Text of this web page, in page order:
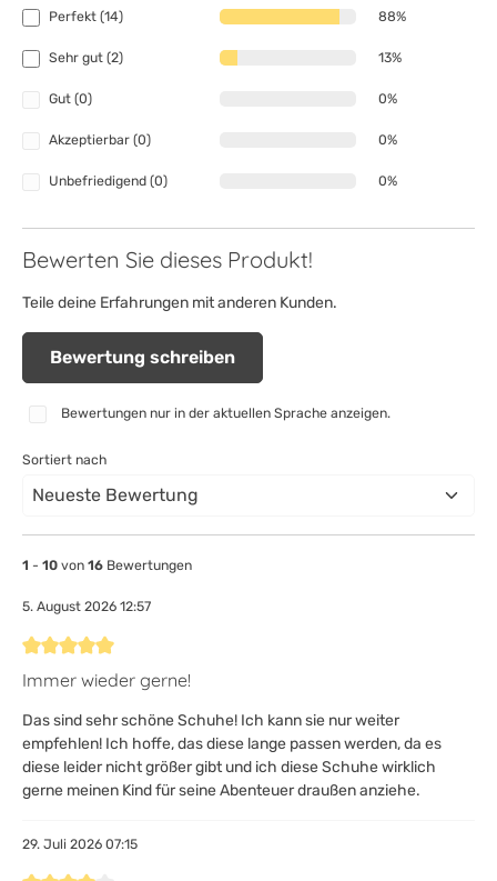
Perfekt (14) 88%
Sehr gut (2) 13%
Gut (0) 0%
Akzeptierbar (0) 0%
Unbefriedigend (0) 0%
Bewerten Sie dieses Produkt!
Teile deine Erfahrungen mit anderen Kunden.
Bewertung schreiben
Bewertungen nur in der aktuellen Sprache anzeigen.
Sortiert nach
1 - 10 von 16 Bewertungen
5. August 2026 12:57
Bewertung mit 5 von 5 Sternen
Immer wieder gerne!
Das sind sehr schöne Schuhe! Ich kann sie nur weiter
empfehlen! Ich hoffe, das diese lange passen werden, da es
diese leider nicht größer gibt und ich diese Schuhe wirklich
gerne meinen Kind für seine Abenteuer draußen anziehe.
29. Juli 2026 07:15